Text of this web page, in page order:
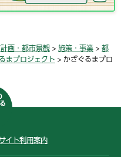
画・都市景観 > 施策・事業 > 都
まプロジェクト > かざぐるまプロ
イト利用案内